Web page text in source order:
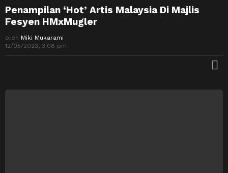
Penampilan ‘Hot’ Artis Malaysia Di Majlis
Fesyen HMxMugler
oleh Miki Mukarami
12/05/2023, 3:08 pm